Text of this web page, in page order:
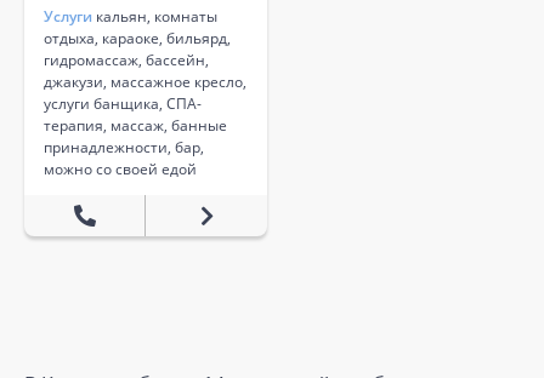
Услуги кальян, комнаты
отдыха, караоке, бильярд,
гидромассаж, бассейн,
джакузи, массажное кресло,
услуги банщика, СПА-
терапия, массаж, банные
принадлежности, бар,
можно со своей едой